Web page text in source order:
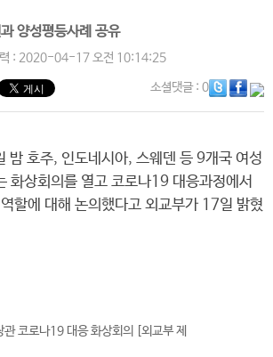
양성평등사례 공유
: 2020-04-17 오전 10:14:25
소셜댓글: 0
밤 호주, 인도네시아, 스웨덴 등 9개국 여성
화상회의를 열고 코로나19 대응과정에서
할에 대해 논의했다고 외교부가 17일 밝혔
코로나19 대응 화상회의 [외교부 제